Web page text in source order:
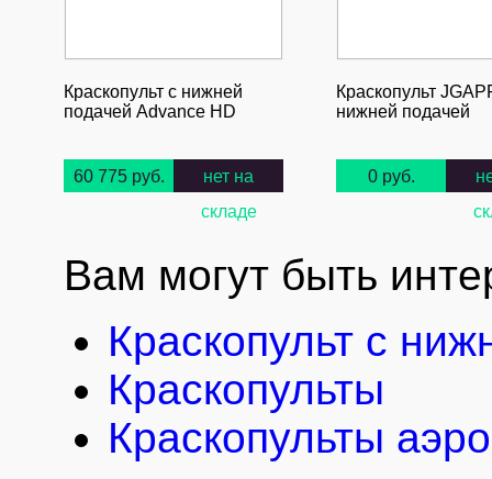
Краскопульт с нижней
подачей Advance HD
60 775 руб.
нет на
складе
Краскопульт
нижней подачей
0 руб.
Вам могут быть
Краскопульт с
Краскопульты
Краскопульты